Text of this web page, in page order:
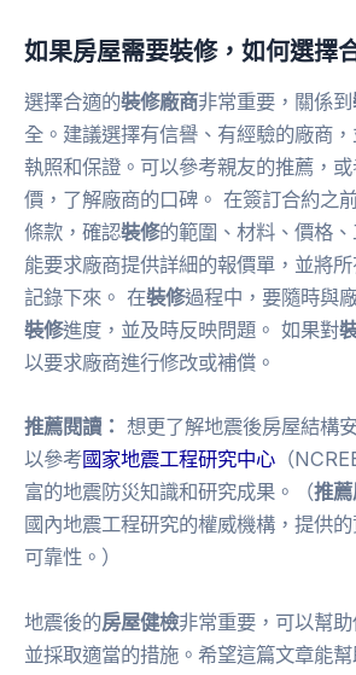
如果房屋需要裝修，如何選擇
選擇合適的裝修廠商非常重要，關係到
全。建議選擇有信譽、有經驗的廠商
執照和保證。可以參考親友的推薦，
價，了解廠商的口碑。 在簽訂合約之
條款，確認裝修的範圍、材料、價格
能要求廠商提供詳細的報價單，並將
記錄下來。 在裝修過程中，要隨時與
裝修進度，並及時反映問題。 如果對
以要求廠商進行修改或補償。
推薦閱讀： 想更了解地震後房屋結構
以參考國家地震工程研究中心 （
富的地震防災知識和研究成果。（推薦
國內地震工程研究的權威機構，提供
可靠性。）
地震後的房屋健檢非常重要，可以幫助
並採取適當的措施。希望這篇文章能